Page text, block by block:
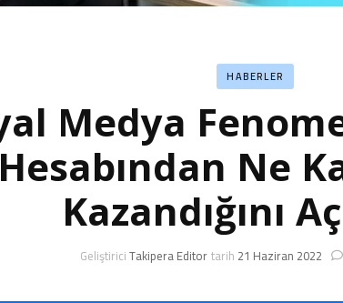
HABERLER
Medya
Hesabından Ne
Kazandığını
GeliştiriciTakipera Editortarih 21 Haziran 2022